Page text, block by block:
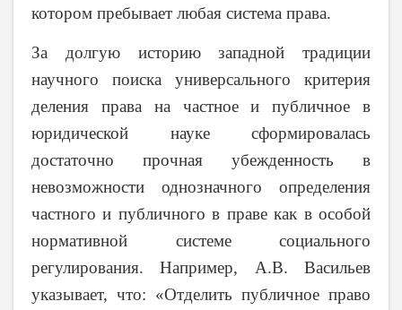
котором пребывает любая система права.
За долгую историю западной традиции
научного поиска универсального критерия
деления права на частное и публичное в
юридической науке сформировалась
достаточно прочная убежденность в
невозможности однозначного определения
частного и публичного в праве как в особой
нормативной системе социального
регулирования. Например, А.В. Васильев
указывает, что: «Отделить публичное право